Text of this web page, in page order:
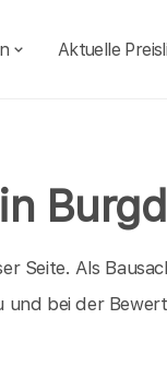
Aktuelle
Seite. Als
und bei der